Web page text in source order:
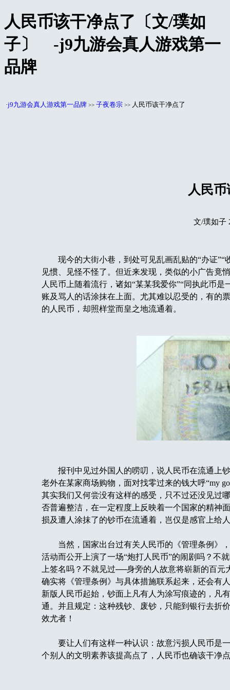
人民币该干净点了〔文/璞如
子〕 -j9九游会真人游戏第一
品牌
·j9九游会真人游戏第一品牌 >> 子夜卷宗 >> 人民币该干净点了
人民
文/璞如子
现今的大街小巷，到处可见乱画乱贴的“办证”“
见惯、见怪不怪了。但近来发现，类似的小广告竟
人民币上随着流行，诸如“某某我爱你”“同执此币
账及骂人的话涂抹在上面。尤其难以忍受的，有的
的人民币，却照样堂而皇之地流通着。
报刊中见过外国人的唠叨，说人民币在流通上钞
老外在某家商场购物，面对找零过来的钱大呼“my
其实我们又何尝没有这样的感受，只不过还没见过
否普遍整洁，在一定程度上反映着一个国家的精神
损及遭人涂抹了的钞币在流通着，岂仅是感官上给
当然，国家出台过有关人民币的《管理条例》
活动而公开上演了一场“炮打人民币”的闹剧吗？不
上签名吗？不就见过──身旁的人故意将崭新的百
确实将《管理条例》与具体措施联系起来，还会有
新版人民币起始，钞面上凡有人为涂写痕迹的，凡
通。并且规定：这种残钞、废钞，只能到银行去折
效尤者！
要让人们有这样一种认识：故意污损人民币是一
个别人的文明素养该提高点了，人民币也确该干净